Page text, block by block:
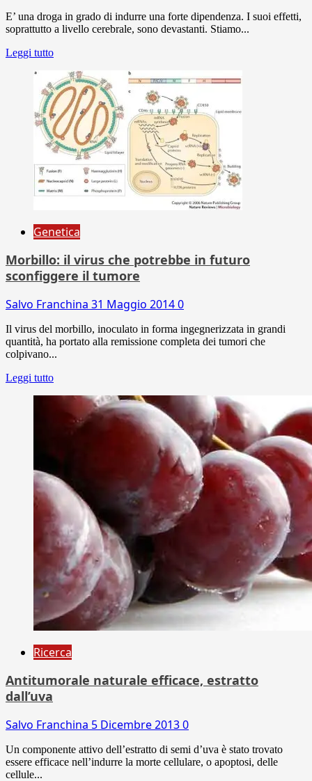
E’ una droga in grado di indurre una forte dipendenza. I suoi effetti,
soprattutto a livello cerebrale, sono devastanti. Stiamo...
Leggi tutto
Genetica
Morbillo: il virus che potrebbe in futuro
sconfiggere il tumore
Salvo Franchina 31 Maggio 20140
Il virus del morbillo, inoculato in forma ingegnerizzata in grandi
quantità, ha portato alla remissione completa dei tumori che
colpivano...
Leggi tutto
Ricerca
Antitumorale naturale efficace, estratto
dall’uva
Salvo Franchina 5 Dicembre 20130
Un componente attivo dell’estratto di semi d’uva è stato trovato
essere efficace nell’indurre la morte cellulare, o apoptosi, delle
cellule...